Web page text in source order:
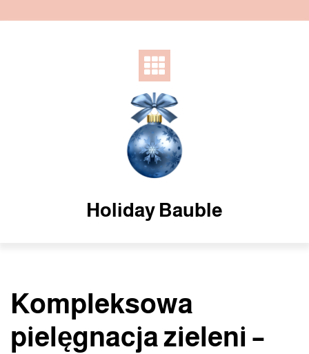
to
Holiday Bauble
Kompleksowa
pielęgnacja zieleni –